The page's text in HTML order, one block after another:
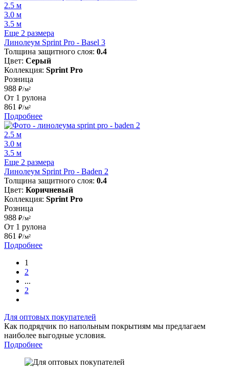
2.5 м
3.0 м
3.5 м
Еще 2 размера
Линолеум Sprint Pro - Basel 3
Толщина защитного слоя: 0.4
Цвет: Серый
Коллекция: Sprint Pro
Розница
988 ₽/м²
От 1 рулона
861 ₽/м²
Подробнее
2.5 м
3.0 м
3.5 м
Еще 2 размера
Линолеум Sprint Pro - Baden 2
Толщина защитного слоя: 0.4
Цвет: Коричневый
Коллекция: Sprint Pro
Розница
988 ₽/м²
От 1 рулона
861 ₽/м²
Подробнее
1
2
...
2
Для оптовых покупателей
Как подрядчик по напольным покрытиям мы предлагаем
наиболее выгодные условия.
Подробнее